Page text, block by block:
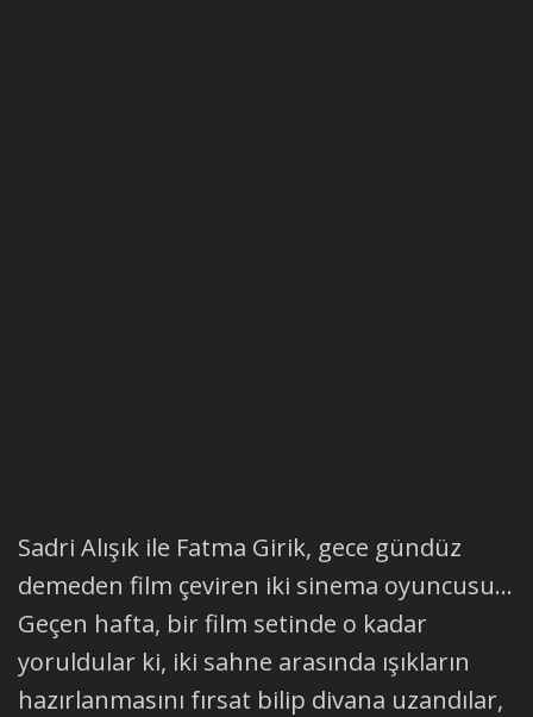
Sadri Alışık ile Fatma Girik, gece gündüz
demeden film çeviren iki sinema oyuncusu...
Geçen hafta, bir film setinde o kadar
yoruldular ki, iki sahne arasında ışıkların
hazırlanmasını fırsat bilip divana uzandılar,